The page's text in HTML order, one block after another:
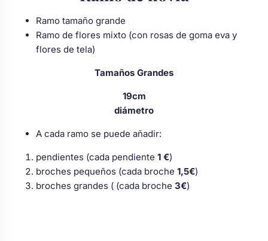
Ramo tamaño grande
Ramo de flores mixto (con rosas de goma eva y
flores de tela)
Tamaños Grandes
19cm
diámetro
A cada ramo se puede añadir:
pendientes (cada pendiente 1 €)
broches pequeños (cada broche 1,5€)
broches grandes ( (cada broche 3€)